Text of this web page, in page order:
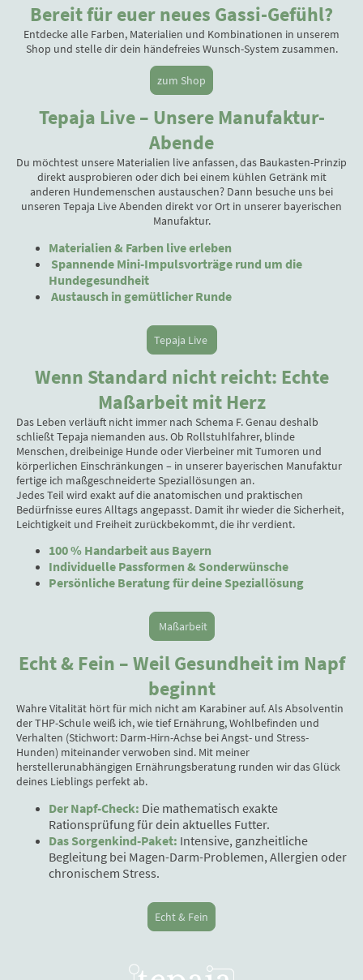
Bereit für euer neues Gassi-Gefühl?
Entdecke alle Farben, Materialien und Kombinationen in unserem
Shop und stelle dir dein händefreies Wunsch-System zusammen.
zum Shop
Tepaja Live – Unsere Manufaktur-
Abende
Du möchtest unsere Materialien live anfassen, das Baukasten-Prinzip
direkt ausprobieren oder dich bei einem kühlen Getränk mit
anderen Hundemenschen austauschen? Dann besuche uns bei
unseren Tepaja Live Abenden direkt vor Ort in unserer bayerischen
Manufaktur.
Materialien & Farben live erleben
Spannende Mini-Impulsvorträge rund um die
Hundegesundheit
Austausch in gemütlicher Runde
Tepaja Live
Wenn Standard nicht reicht: Echte
Maßarbeit mit Herz
Das Leben verläuft nicht immer nach Schema F. Genau deshalb
schließt Tepaja niemanden aus. Ob Rollstuhlfahrer, blinde
Menschen, dreibeinige Hunde oder Vierbeiner mit Tumoren und
körperlichen Einschränkungen – in unserer bayerischen Manufaktur
fertige ich maßgeschneiderte Speziallösungen an.
Jedes Teil wird exakt auf die anatomischen und praktischen
Bedürfnisse eures Alltags angepasst. Damit ihr wieder die Sicherheit,
Leichtigkeit und Freiheit zurückbekommt, die ihr verdient.
100 % Handarbeit aus Bayern
Individuelle Passformen & Sonderwünsche
Persönliche Beratung für deine Speziallösung
Maßarbeit
Echt & Fein – Weil Gesundheit im Napf
beginnt
Wahre Vitalität hört für mich nicht am Karabiner auf. Als Absolventin
der THP-Schule weiß ich, wie tief Ernährung, Wohlbefinden und
Verhalten (Stichwort: Darm-Hirn-Achse bei Angst- und Stress-
Hunden) miteinander verwoben sind. Mit meiner
herstellerunabhängigen Ernährungsberatung runden wir das Glück
deines Lieblings perfekt ab.
Der Napf-Check: Die mathematisch exakte
Rationsprüfung für dein aktuelles Futter.
Das Sorgenkind-Paket: Intensive, ganzheitliche
Begleitung bei Magen-Darm-Problemen, Allergien oder
chronischem Stress.
Echt & Fein